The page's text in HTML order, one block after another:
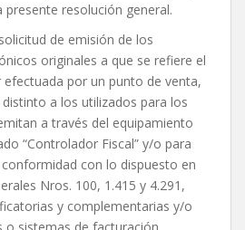
resolución general.
de emisión de los
originales a que se refiere el
efectuada por un punto de venta,
a los utilizados para los
a través del equipamiento
“Controlador Fiscal” y/o para
con lo dispuesto en
Nros. 100, 1.415 y 4.291,
y complementarias y/o